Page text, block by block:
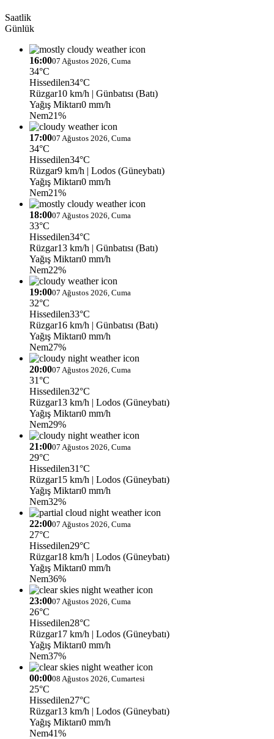
Saatlik
Günlük
16:0007 Ağustos 2026, Cuma
34°C
Hissedilen34°C
Rüzgar10 km/h | Günbatısı (Batı)
Yağış Miktarı0 mm/h
Nem21%
17:0007 Ağustos 2026, Cuma
34°C
Hissedilen34°C
Rüzgar9 km/h | Lodos (Güneybatı)
Yağış Miktarı0 mm/h
Nem21%
18:0007 Ağustos 2026, Cuma
33°C
Hissedilen34°C
Rüzgar13 km/h | Günbatısı (Batı)
Yağış Miktarı0 mm/h
Nem22%
19:0007 Ağustos 2026, Cuma
32°C
Hissedilen33°C
Rüzgar16 km/h | Günbatısı (Batı)
Yağış Miktarı0 mm/h
Nem27%
20:0007 Ağustos 2026, Cuma
31°C
Hissedilen32°C
Rüzgar13 km/h | Lodos (Güneybatı)
Yağış Miktarı0 mm/h
Nem29%
21:0007 Ağustos 2026, Cuma
29°C
Hissedilen31°C
Rüzgar15 km/h | Lodos (Güneybatı)
Yağış Miktarı0 mm/h
Nem32%
22:0007 Ağustos 2026, Cuma
27°C
Hissedilen29°C
Rüzgar18 km/h | Lodos (Güneybatı)
Yağış Miktarı0 mm/h
Nem36%
23:0007 Ağustos 2026, Cuma
26°C
Hissedilen28°C
Rüzgar17 km/h | Lodos (Güneybatı)
Yağış Miktarı0 mm/h
Nem37%
00:0008 Ağustos 2026, Cumartesi
25°C
Hissedilen27°C
Rüzgar13 km/h | Lodos (Güneybatı)
Yağış Miktarı0 mm/h
Nem41%